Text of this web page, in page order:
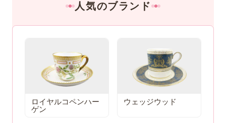
人気のブランド
ロイヤルコペンハー
ゲン
ウェッジウッド